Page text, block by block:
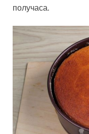
получаса.